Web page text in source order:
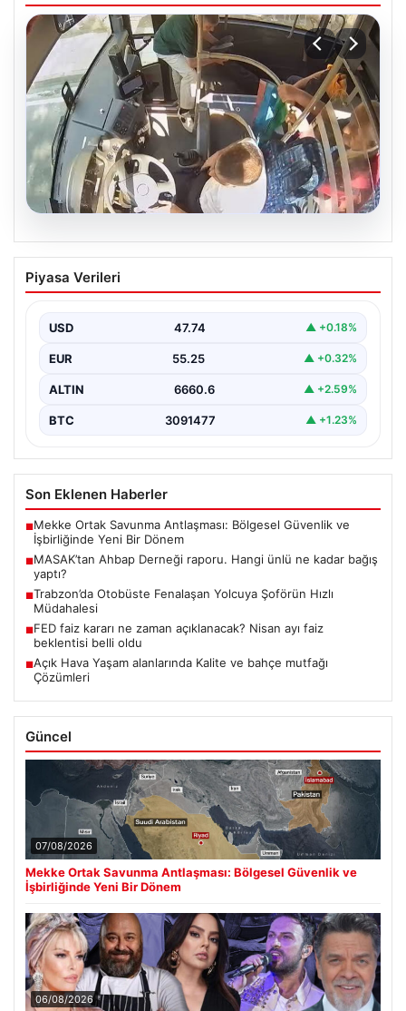
Trabzon’da Otobüste Fenalaşan
Yolcuya Şoförün Hızlı Müdahalesi
yaşındaki yolcu Hasan Öner’in hayatı, şoför Sinan
Erdoğan’ın…
Piyasa Verileri
USD 47.74 ▲ +0.18%
EUR 55.25 ▲ +0.32%
ALTIN 6660.6 ▲ +2.59%
BTC 3091477 ▲ +1.23%
Son Eklenen Haberler
■Mekke Ortak Savunma Antlaşması: Bölgesel Güvenlik ve
İşbirliğinde Yeni Bir Dönem
■MASAK’tan Ahbap Derneği raporu. Hangi ünlü ne kadar bağış
yaptı?
■Trabzon’da Otobüste Fenalaşan Yolcuya Şoförün Hızlı
Müdahalesi
■FED faiz kararı ne zaman açıklanacak? Nisan ayı faiz
beklentisi belli oldu
■Açık Hava Yaşam alanlarında Kalite ve bahçe mutfağı
Çözümleri
Güncel
07/08/2026
Mekke Ortak Savunma Antlaşması: Bölgesel Güvenlik ve
İşbirliğinde Yeni Bir Dönem
06/08/2026